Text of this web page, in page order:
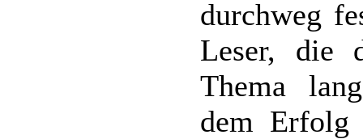
durchweg
Leser, die
Thema
dem